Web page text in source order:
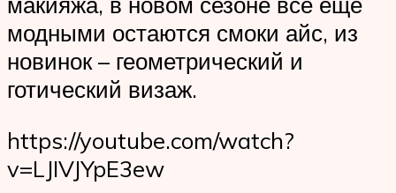
модными остаются смоки айс, из
новинок – геометрический и
готический визаж.
https://youtube.com/watch?
v=LJIVJYpE3ew